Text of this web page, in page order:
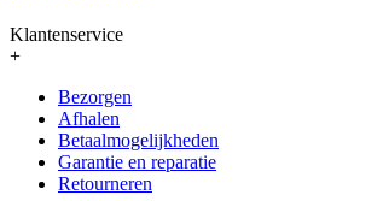
Klantenservice
+
Bezorgen
Afhalen
Betaalmogelijkheden
Garantie en reparatie
Retourneren